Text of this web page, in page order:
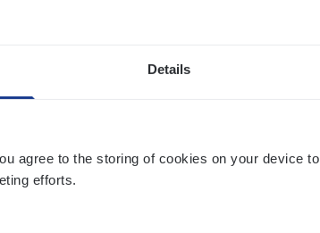
Details
agree to the storing of cookies on your device
efforts.Fleet